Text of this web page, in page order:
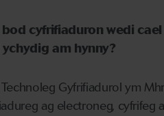
cyfrifiaduron wedi
am hynny?
Technoleg Gyfrifiadurol ym
ag electroneg, cyfrifeg